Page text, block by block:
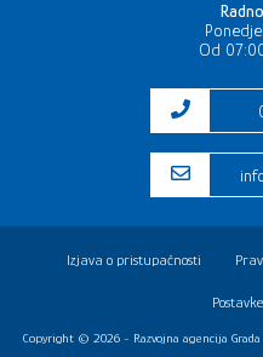
Od
Copyright © 2026 - Razvojna agencija Grada
Izjava o pristupačnosti